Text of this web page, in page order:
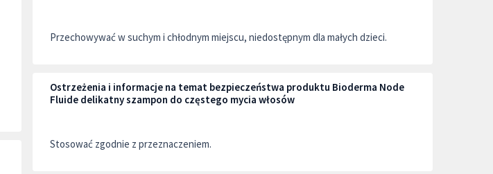
Przechowywać w suchym i chłodnym miejscu, niedostępnym dla małych dzieci.
Ostrzeżenia i informacje na temat bezpieczeństwa produktu Bioderma Node
Fluide delikatny szampon do częstego mycia włosów
Stosować zgodnie z przeznaczeniem.